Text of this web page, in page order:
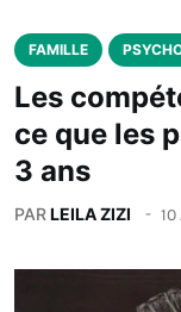
FAMILLE
Les
ce que les
3 ans
PARLEILA ZIZI